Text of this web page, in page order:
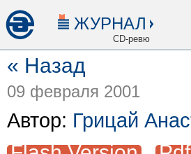
ЖУРНАЛ
CD-ревю
« Назад
09 февраля 2001
Автор: Грицай